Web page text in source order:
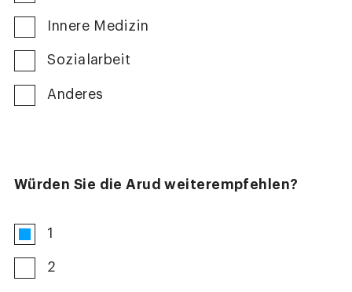
Innere Medizin
Sozialarbeit
Anderes
Würden Sie die Arud weiterempfehlen?
1
2